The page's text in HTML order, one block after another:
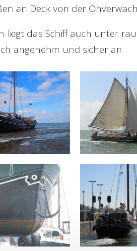
an Deck von der
liegt das Schiff auch unter
angenehm und sicher an.